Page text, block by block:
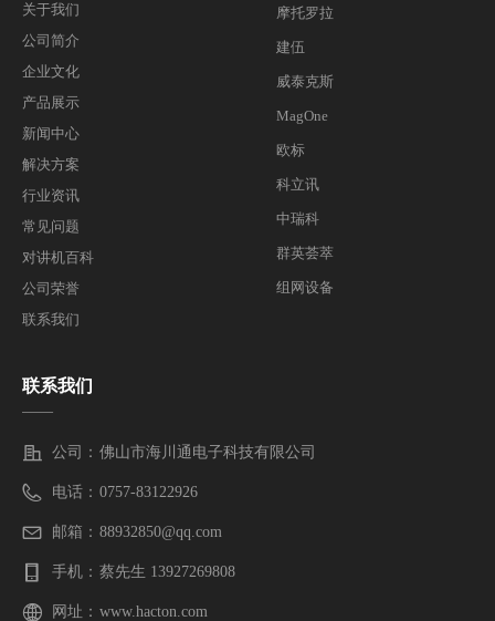
关于我们
公司简介
企业文化
产品展示
新闻中心
解决方案
行业资讯
常见问题
对讲机百科
公司荣誉
联系我们
摩托罗拉
建伍
威泰克斯
MagOne
欧标
科立讯
中瑞科
群英荟萃
组网设备
联系我们
——
公司： 佛山市海川通电子科技有限公司
电话： 0757-83122926
邮箱： 88932850@qq.com
手机： 蔡先生 13927269808
网址： www.hacton.com